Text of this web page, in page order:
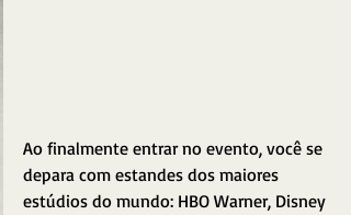
Ao finalmente entrar no evento, você se
depara com estandes dos maiores
estúdios do mundo: HBO Warner, Disney